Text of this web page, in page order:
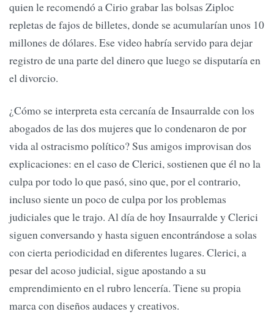
quien le recomendó a Cirio grabar las bolsas Ziploc
repletas de fajos de billetes, donde se acumularían unos 10
millones de dólares. Ese video habría servido para dejar
registro de una parte del dinero que luego se disputaría en
el divorcio.
¿Cómo se interpreta esta cercanía de Insaurralde con los
abogados de las dos mujeres que lo condenaron de por
vida al ostracismo político? Sus amigos improvisan dos
explicaciones: en el caso de Clerici, sostienen que él no la
culpa por todo lo que pasó, sino que, por el contrario,
incluso siente un poco de culpa por los problemas
judiciales que le trajo. Al día de hoy Insaurralde y Clerici
siguen conversando y hasta siguen encontrándose a solas
con cierta periodicidad en diferentes lugares. Clerici, a
pesar del acoso judicial, sigue apostando a su
emprendimiento en el rubro lencería. Tiene su propia
marca con diseños audaces y creativos.